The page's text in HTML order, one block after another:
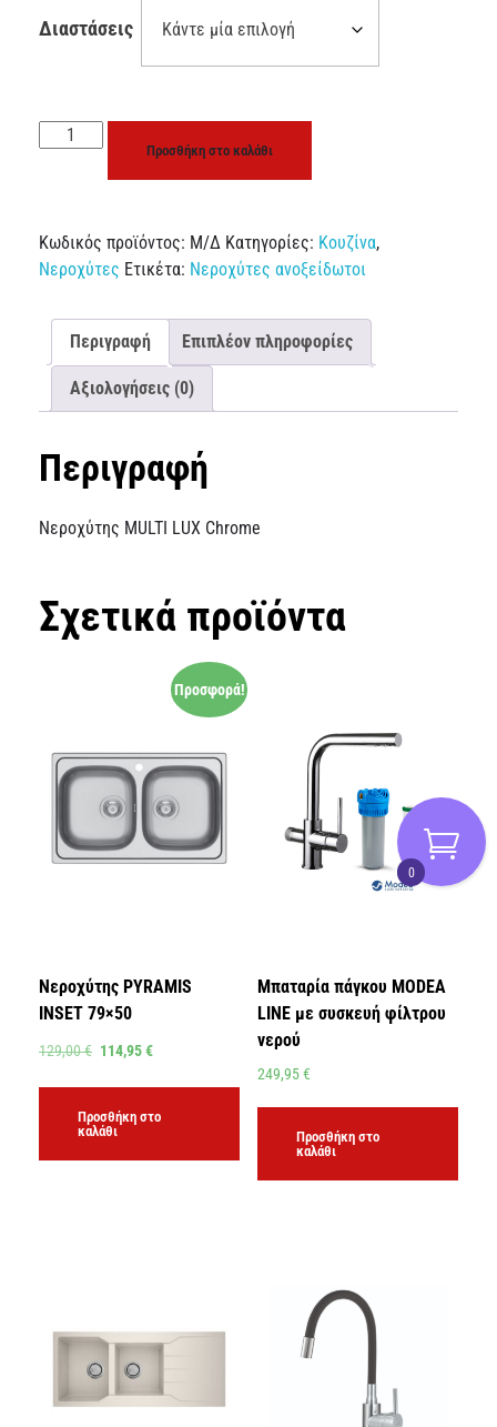
Διαστάσεις
Προσθήκη στο καλάθι
Κωδικός προϊόντος: Μ/Δ Κατηγορίες: Κουζίνα,
Νεροχύτες Ετικέτα: Νεροχύτες ανοξείδωτοι
Περιγραφή Επιπλέον πληροφορίες
Αξιολογήσεις (0)
Περιγραφή
Νεροχύτης MULTI LUX Chrome
Σχετικά προϊόντα
Προσφορά!
Νεροχύτης PYRAMIS
INSET 79×50
129,00€ 114,95€
Προσθήκη στο
καλάθι
Μπαταρία πάγκου MODEA
LINE με συσκευή φίλτρου
νερού
249,95€
Προσθήκη στο
καλάθι
0